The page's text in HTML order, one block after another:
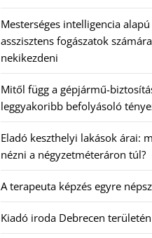
Mesterséges intelligencia
asszisztens fogászatok
nekikezdeni
Mitől függ a gépjármű-
leggyakoribb befolyásoló
Eladó keszthelyi lakások árai:
nézni a négyzetméteráron túl?
A terapeuta képzés egyre
Kiadó iroda Debrecen